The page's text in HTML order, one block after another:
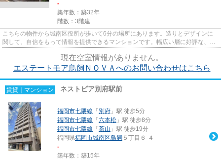
-
築年数：築32年
階数：3階建
こちらの物件から城南区役所が歩いて6分の場所にあります。造りとデザインに
関して、自信をもって情報を提供できるマンションです。幅広い層に好評な、駅
現在空室情報がありません。
エステートモア鳥飼ＮＯＶＡへのお問い合わせはこちら
賃貸｜マンション ネストピア別府駅前
福岡市七隈線 「 別府 」駅 徒歩5分
福岡市七隈線 「 六本松 」駅 徒歩8分
福岡市七隈線 「 茶山 」駅 徒歩19分
福岡県福岡市城南区鳥飼 ５丁目６-４
-
築年数：築15年